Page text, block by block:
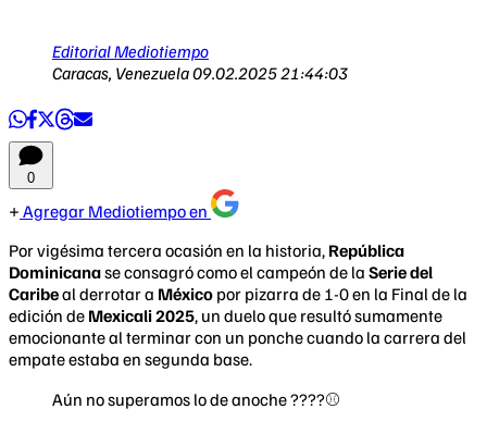
Editorial Mediotiempo
Caracas, Venezuela09.02.2025 21:44:03
0
Agregar Mediotiempo en
Por vigésima tercera ocasión en la historia, República
Dominicanase consagró como el campeón de la Serie del
Caribeal derrotar a México por pizarra de 1-0 en la Final de la
edición de Mexicali 2025, un duelo que resultó sumamente
emocionante al terminar con un ponche cuando la carrera del
empate estaba en segunda base.
Aún no superamos lo de anoche ????⚾️